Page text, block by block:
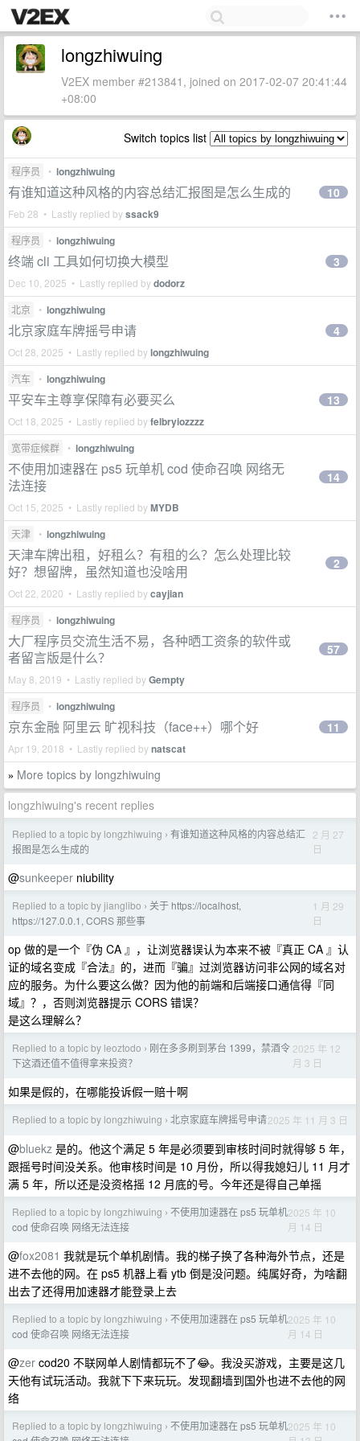
longzhiwuing
V2EX member #213841, joined on 2017-02-07 20:41:44
+08:00
Switch topics list
程序员 • longzhiwuing
有谁知道这种风格的内容总结汇报图是怎么生成的
Feb 28 • Lastly replied byssack9
10
程序员 • longzhiwuing
终端 cli 工具如何切换大模型
Dec 10, 2025 • Lastly replied bydodorz
3
北京 • longzhiwuing
北京家庭车牌摇号申请
Oct 28, 2025 • Lastly replied bylongzhiwuing
4
汽车 • longzhiwuing
平安车主尊享保障有必要买么
Oct 18, 2025 • Lastly replied byfelbryiozzzz
13
宽带症候群 • longzhiwuing
不使用加速器在 ps5 玩单机 cod 使命召唤 网络无
法连接
Oct 15, 2025 • Lastly replied byMYDB
14
天津 • longzhiwuing
天津车牌出租，好租么？有租的么？怎么处理比较
好？想留牌，虽然知道也没啥用
Oct 22, 2020 • Lastly replied bycayjian
2
程序员 • longzhiwuing
大厂程序员交流生活不易，各种晒工资条的软件或
者留言版是什么？
May 8, 2019 • Lastly replied byGempty
57
程序员 • longzhiwuing
京东金融 阿里云 旷视科技（face++）哪个好
Apr 19, 2018 • Lastly replied bynatscat
11
» More topics by longzhiwuing
longzhiwuing's recent replies
Replied to a topic by longzhiwuing › 有谁知道这种风格的内容总结汇
报图是怎么生成的
2 月 27
日
@sunkeeper niubility
Replied to a topic by jianglibo › 关于 https://localhost,
https://127.0.0.1, CORS 那些事
1 月 29
日
op 做的是一个『伪 CA 』，让浏览器误认为本来不被『真正 CA 』认
证的域名变成『合法』的，进而『骗』过浏览器访问非公网的域名对
应的服务。为什么要这么做？因为他的前端和后端接口通信得『同
域』？，否则浏览器提示 CORS 错误？
是这么理解么？
Replied to a topic by leoztodo › 刚在多多刷到茅台 1399，禁酒令
下这酒还值不值得拿来投资？
2025 年 12
月 3 日
如果是假的，在哪能投诉假一赔十啊
Replied to a topic by longzhiwuing › 北京家庭车牌摇号申请2025 年 11 月 3 日
@bluekz 是的。他这个满足 5 年是必须要到审核时间时就得够 5 年，
跟摇号时间没关系。他审核时间是 10 月份，所以得我媳妇儿 11 月才
满 5 年，所以还是没资格摇 12 月底的号。今年还是得自己单摇
Replied to a topic by longzhiwuing › 不使用加速器在 ps5 玩单机
cod 使命召唤 网络无法连接
2025 年 10
月 14 日
@fox2081 我就是玩个单机剧情。我的梯子换了各种海外节点，还是
进不去他的网。在 ps5 机器上看 ytb 倒是没问题。纯属好奇，为啥翻
出去了还得用加速器才能登录上去
Replied to a topic by longzhiwuing › 不使用加速器在 ps5 玩单机
cod 使命召唤 网络无法连接
2025 年 10
月 14 日
@zer cod20 不联网单人剧情都玩不了😂。我没买游戏，主要是这几
天他有试玩活动。我就下下来玩玩。发现翻墙到国外也进不去他的网
络
Replied to a topic by longzhiwuing › 不使用加速器在 ps5 玩单机2025 年 10